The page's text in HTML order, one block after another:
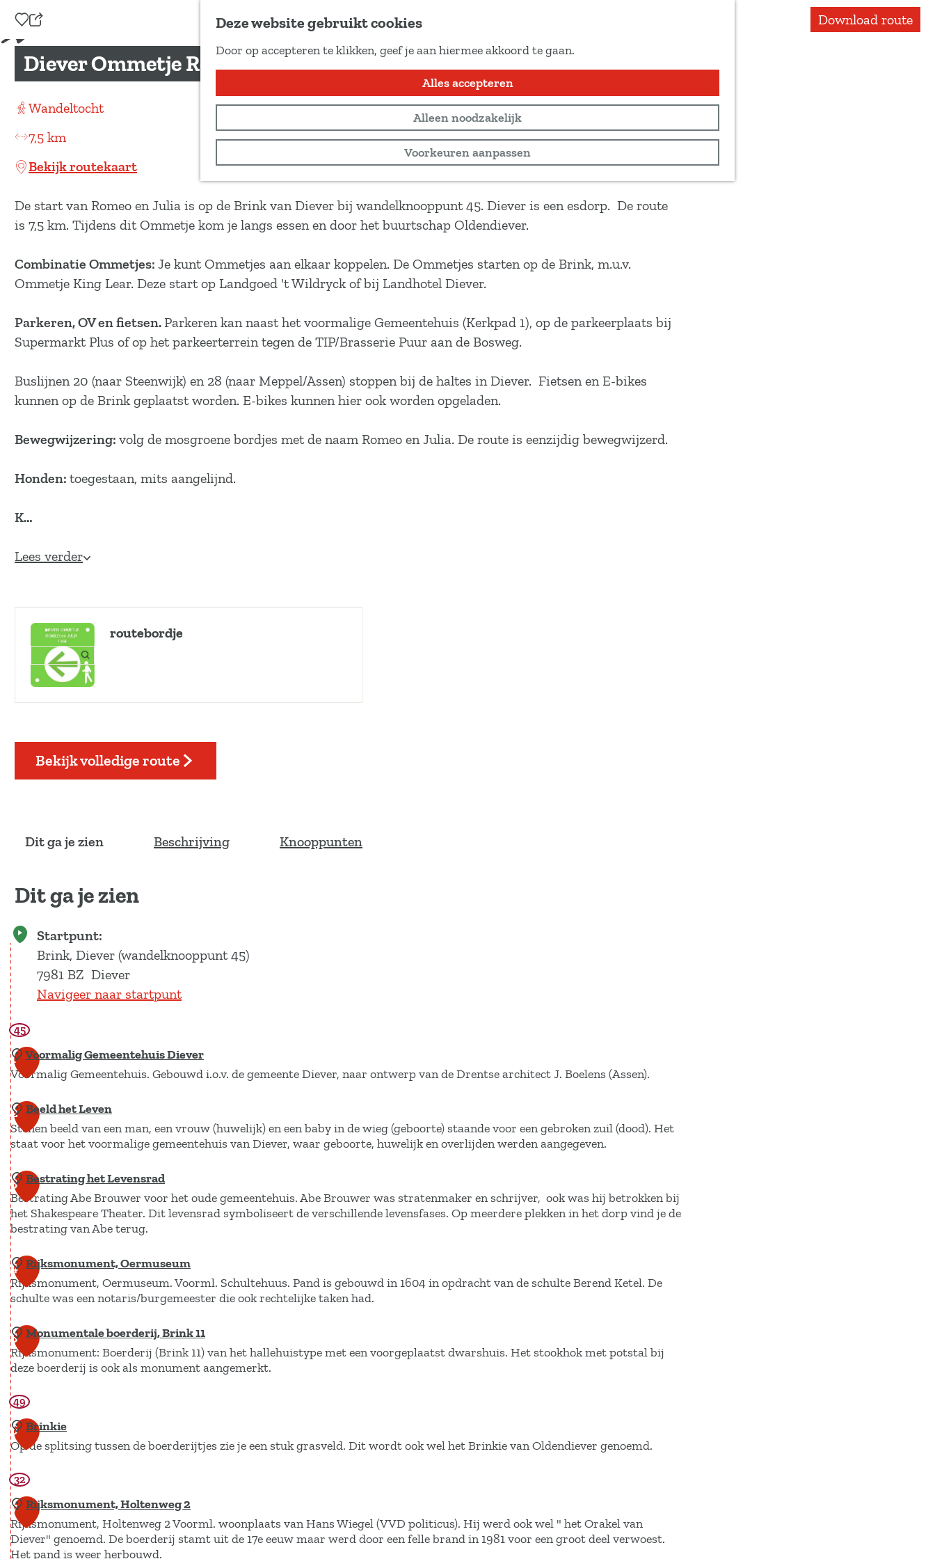
Deze website gebruikt cookies
Door op accepteren te klikken, geef je aan hiermee akkoord te gaan.
Alles accepteren
Alleen noodzakelijk
Voorkeuren aanpassen
Voeg toe als favoriet
e
e
d
e
e
a
g
n
a
Download route
Diever Ommetje Romeo en Julia
Wandeltocht
7,5 km
Bekijk routekaart
De start van Romeo en Julia is op de Brink van Diever bij wandelknooppunt 45. Diever is een esdorp. De route
is 7,5 km. Tijdens dit Ommetje kom je langs essen en door het buurtschap Oldendiever.
Combinatie Ommetjes: Je kunt Ommetjes aan elkaar koppelen. De Ommetjes starten op de Brink, m.u.v.
Ommetje King Lear. Deze start op Landgoed 't Wildryck of bij Landhotel Diever.
Parkeren, OV en fietsen.Parkeren kan naast het voormalige Gemeentehuis (Kerkpad 1), op de parkeerplaats bij
Supermarkt Plus of op het parkeerterrein tegen de TIP/Brasserie Puur aan de Bosweg.
Buslijnen 20 (naar Steenwijk) en 28 (naar Meppel/Assen) stoppen bij de haltes in Diever. Fietsen en E-bikes
kunnen op de Brink geplaatst worden. E-bikes kunnen hier ook worden opgeladen.
Bewegwijzering: volg de mosgroene bordjes met de naam Romeo en Julia. De route is eenzijdig bewegwijzerd.
Honden: toegestaan, mits aangelijnd.
K…
Lees verder
routebordje
O
p
e
n
u
p
v
r
t
a
f
b
d
i
r
o
u
e
b
o
r
d
e
Bekijk volledige route
Dit ga je zien Beschrijving Knooppunten
Dit ga je zien
Startpunt:
Brink, Diever (wandelknooppunt 45)
7981 BZ Diever
Navigeer naar startpunt
45
1 Voormalig Gemeentehuis Diever
Voormalig Gemeentehuis. Gebouwd i.o.v. de gemeente Diever, naar ontwerp van de Drentse architect J. Boelens (Assen).
V
o
o
r
m
a
l
i
g
G
e
m
e
e
n
t
e
h
u
i
s
D
i
2 Beeld het Leven
Stenen beeld van een man, een vrouw (huwelijk) en een baby in de wieg (geboorte) staande voor een gebroken zuil (dood). Het
staat voor het voormalige gemeentehuis van Diever, waar geboorte, huwelijk en overlijden werden aangegeven.
B
e
e
l
d
h
e
t
L
e
v
e
n
3 Bestrating het Levensrad
Bestrating Abe Brouwer voor het oude gemeentehuis. Abe Brouwer was stratenmaker en schrijver, ook was hij betrokken bij
het Shakespeare Theater. Dit levensrad symboliseert de verschillende levensfases. Op meerdere plekken in het dorp vind je de
bestrating van Abe terug.
B
e
s
t
r
a
t
i
n
g
h
e
t
L
e
4 Rijksmonument, Oermuseum
Rijksmonument, Oermuseum. Voorml. Schultehuus. Pand is gebouwd in 1604 in opdracht van de schulte Berend Ketel. De
schulte was een notaris/burgemeester die ook rechtelijke taken had.
R
i
j
k
s
m
o
n
u
m
e
n
5 Monumentale boerderij, Brink 11
Rijksmonument: Boerderij (Brink 11) van het hallehuistype met een voorgeplaatst dwarshuis. Het stookhok met potstal bij
deze boerderij is ook als monument aangemerkt.
M
o
n
u
m
e
n
t
49
6 Brinkie
Op de splitsing tussen de boerderijtjes zie je een stuk grasveld. Dit wordt ook wel het Brinkie van Oldendiever genoemd.
B
r
i
n
32
7 Rijksmonument, Holtenweg 2
Rijksmonument, Holtenweg 2 Voorml. woonplaats van Hans Wiegel (VVD politicus). Hij werd ook wel " het Orakel van
Diever" genoemd. De boerderij stamt uit de 17e eeuw maar werd door een felle brand in 1981 voor een groot deel verwoest.
Het pand is weer herbouwd.